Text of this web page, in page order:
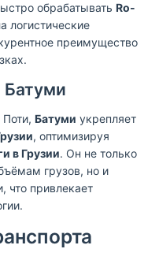
обрабатывать Ro-
логистические
преимущество
Батуми
Батуми укрепляет
, оптимизируя
в Грузии. Он не только
грузов, но и
что привлекает